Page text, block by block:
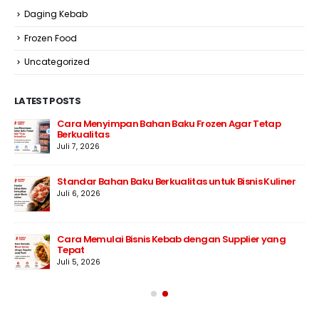
Daging Kebab
Frozen Food
Uncategorized
LATEST POSTS
Cara Menyimpan Bahan Baku Frozen Agar Tetap
Berkualitas
Juli 7, 2026
Standar Bahan Baku Berkualitas untuk Bisnis Kuliner
Juli 6, 2026
Cara Memulai Bisnis Kebab dengan Supplier yang
Tepat
Juli 5, 2026